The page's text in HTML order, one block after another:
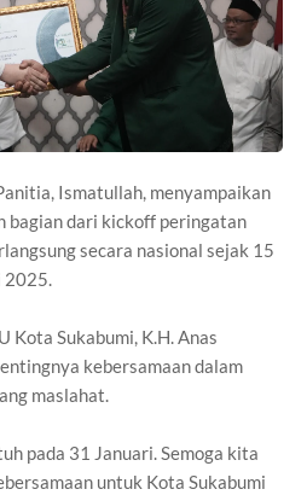
Ismatullah, menyampaikan
bagian dari kickoff peringatan
secara nasional sejak 15
2025.
Kota Sukabumi, K.H. Anas
kebersamaan dalam
maslahat.
pada 31 Januari. Semoga kita
untuk Kota Sukabumi